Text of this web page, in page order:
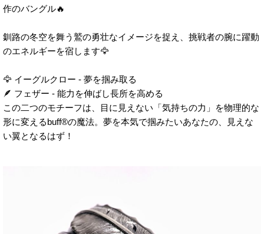
作のバングル🔥
釧路の冬空を舞う鷲の勇壮なイメージを捉え、挑戦者の腕に躍動
のエネルギーを宿します🦅
🦅 イーグルクロー - 夢を掴み取る
🪶 フェザー - 能力を伸ばし長所を高める
この二つのモチーフは、目に見えない「気持ちの力」を物理的な
形に変えるbuff®の魔法。夢を本気で掴みたいあなたの、見えな
い翼となるはず！